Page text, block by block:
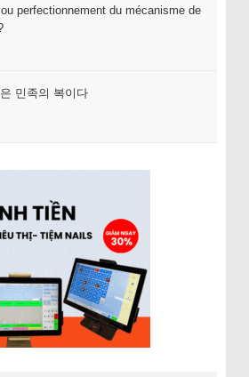
ou perfectionnement du mécanisme de
민족의 복이다